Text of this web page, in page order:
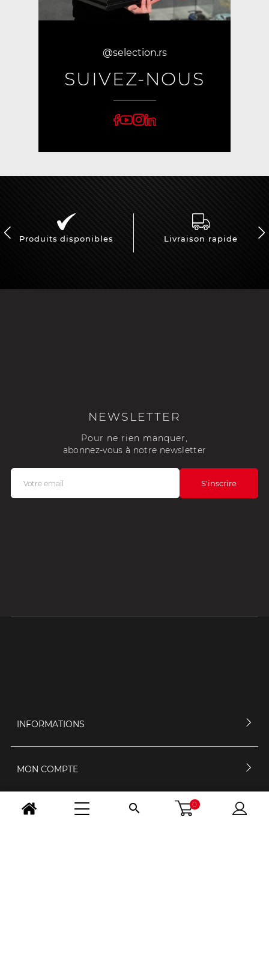
@selection.rs
SUIVEZ-NOUS
Produits disponibles Livraison rapide
NEWSLETTER
Pour ne rien manquer,
abonnez-vous à notre newsletter
INFORMATIONS
MON COMPTE
CONTACTEZ-NOUS  0